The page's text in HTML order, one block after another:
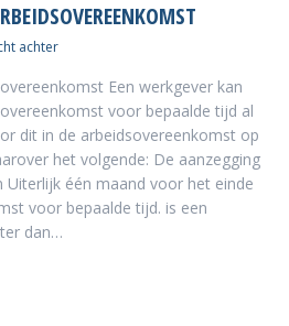
achter
Een werkgever kan
voor bepaalde tijd al
dit in de arbeidsovereenkomst op
het volgende: De aanzegging
één maand voor het einde
voor bepaalde tijd. is een
dan…